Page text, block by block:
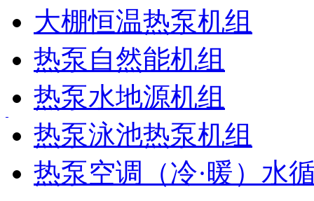
大棚恒温热泵机组
热泵自然能机组
热泵水地源机组
热泵泳池热泵机组
热泵空调（冷·暖）水